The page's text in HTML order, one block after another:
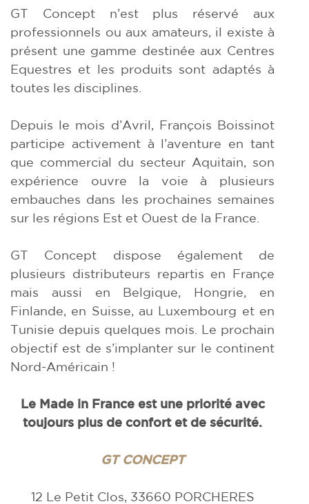
GT Concept n’est plus réservé aux
professionnels ou aux amateurs, il existe à
présent une gamme destinée aux Centres
Equestres et les produits sont adaptés à
toutes les disciplines.
Depuis le mois d’Avril, François Boissinot
participe activement à l’aventure en tant
que commercial du secteur Aquitain, son
expérience ouvre la voie à plusieurs
embauches dans les prochaines semaines
sur les régions Est et Ouest de la France.
GT Concept dispose également de
plusieurs distributeurs repartis en Françe
mais aussi en Belgique, Hongrie, en
Finlande, en Suisse, au Luxembourg et en
Tunisie depuis quelques mois. Le prochain
objectif est de s’implanter sur le continent
Nord-Américain !
Le Made in France est une priorité avec
toujours plus de confort et de sécurité.
GT CONCEPT
12 Le Petit Clos, 33660 PORCHERES